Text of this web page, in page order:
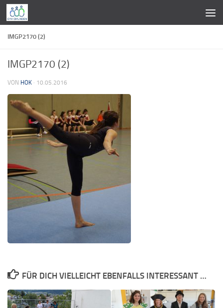
Zum Inhalt springen
IMGP2170 (2)
IMGP2170 (2)
VON HOK · 10.05.2016
FÜR DICH VIELLEICHT EBENFALLS INTERESSANT …